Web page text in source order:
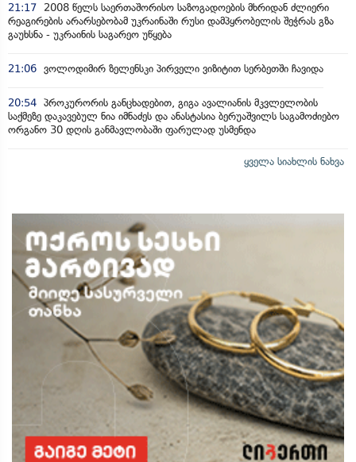
21:17
2008 წელს საერთაშორისო საზოგადოების მხრიდან ძლიერი
რეაგირების არარსებობამ უკრაინაში რუსი დამპყრობელის შეჭრას გზა
გაუხსნა - უკრაინის საგარეო უწყება
21:06 ვოლოდიმირ ზელენსკი პირველი ვიზიტით სერბეთში ჩავიდა
20:54 პროკურორის განცხადებით, გიგა ავალიანის მკვლელობის
საქმეზე დაკავებულ ნია იმნაძეს და ანასტასია ბერუაშვილს საგამოძიებო
ორგანო 30 დღის განმავლობაში ფარულად უსმენდა
ყველა სიახლის ნახვა